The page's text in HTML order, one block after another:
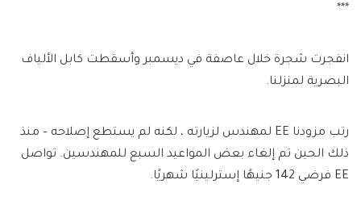
***
انفجرت شجرة خلال عاصفة في ديسمبر وأسقطت كابل الألياف
البصرية لمنزلنا.
رتب مزودنا EE لمهندس لزيارته ، لكنه لم يستطع إصلاحه – منذ
ذلك الحين تم إلغاء بعض المواعيد السبع للمهندسين. تواصل
EE فرضي 142 جنيهًا إسترلينيًا شهريًا.